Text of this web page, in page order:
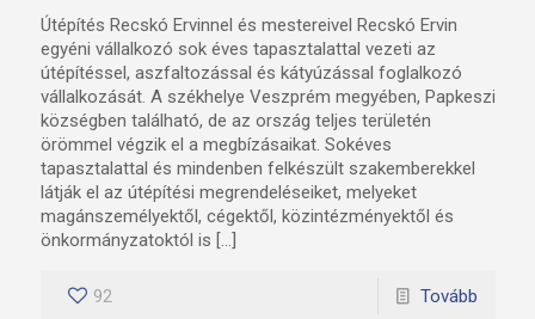
Útépítés Recskó Ervinnel és mestereivel Recskó Ervin
egyéni vállalkozó sok éves tapasztalattal vezeti az
útépítéssel, aszfaltozással és kátyúzással foglalkozó
vállalkozását. A székhelye Veszprém megyében, Papkeszi
községben található, de az ország teljes területén
örömmel végzik el a megbízásaikat. Sokéves
tapasztalattal és mindenben felkészült szakemberekkel
látják el az útépítési megrendeléseiket, melyeket
magánszemélyektől, cégektől, közintézményektől és
önkormányzatoktól is […]
92 Tovább